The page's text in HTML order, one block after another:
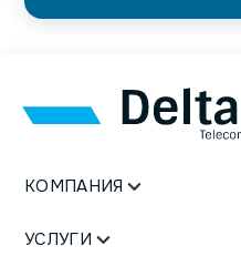
КОМПАНИЯ
УСЛУГИ